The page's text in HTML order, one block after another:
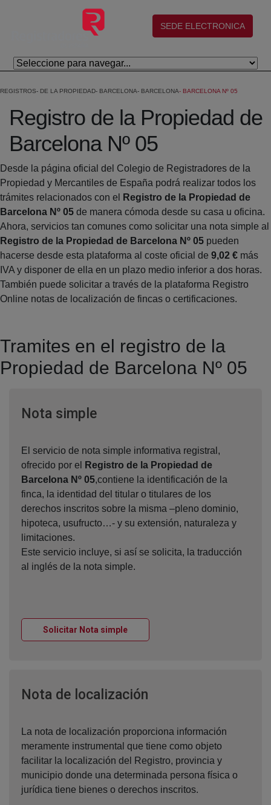
Salta al contingut principal
(abre en nueva ventana)
SEDE ELECTRONICA
REGISTROS DE LA PROPIEDAD BARCELONA BARCELONA BARCELONA Nº 05
Registro de la Propiedad de
Barcelona Nº 05
Desde la página oficial del Colegio de Registradores de la
Propiedad y Mercantiles de España podrá realizar todos los
trámites relacionados con el
Registro de la Propiedad de
Barcelona Nº 05 de manera cómoda desde su casa u oficina.
Ahora, servicios tan comunes como solicitar una nota simple al
Registro de la Propiedad de Barcelona Nº 05 pueden
hacerse desde esta plataforma al coste oficial de 9,02 € más
IVA y disponer de ella en un plazo medio inferior a dos horas.
También puede solicitar a través de la plataforma Registro
Online notas de localización de fincas o certificaciones.
Tramites en el registro de la
Propiedad de Barcelona Nº 05
Nota simpleVentana nueva
El servicio de nota simple informativa registral,
ofrecido por el
Registro de la Propiedad de
Barcelona Nº 05,contiene la identificación de la
finca, la identidad del titular o titulares de los
derechos inscritos sobre la misma –pleno dominio,
hipoteca, usufructo…- y su extensión, naturaleza y
limitaciones.
Este servicio incluye, si así se solicita, la traducción
al inglés de la nota simple.
Solicitar Nota simpleVentana nueva
Nota de localización
La nota de localización proporciona información
meramente instrumental que tiene como objeto
facilitar la localización del Registro, provincia y
municipio donde una determinada persona física o
jurídica tiene bienes o derechos inscritos.